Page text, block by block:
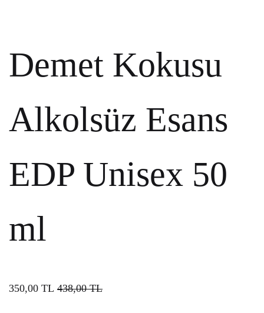
Demet Kokusu
Alkolsüz Esans
EDP Unisex 50
ml
350,00 TL 438,00TL